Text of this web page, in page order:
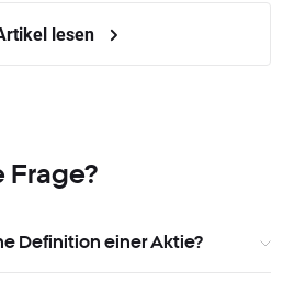
lesen
Frage?
Definition einer Aktie?